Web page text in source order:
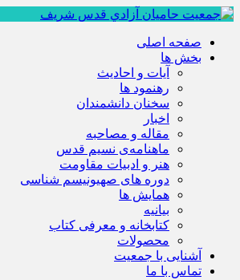
صفحه اصلی
بخش ها
آیات و احادیث
رهنمود ها
سخنان دانشمندان
اخبار
مقاله و مصاحبه
ماهنامه‌ی نسیم قدس
هنر و ادبیات مقاومت
دوره های صهیونیسم شناسی
همايش ها
بيانيه
کتابخانه و معرفی کتاب
محصولات
آشنایی با جمعیت
تماس با ما